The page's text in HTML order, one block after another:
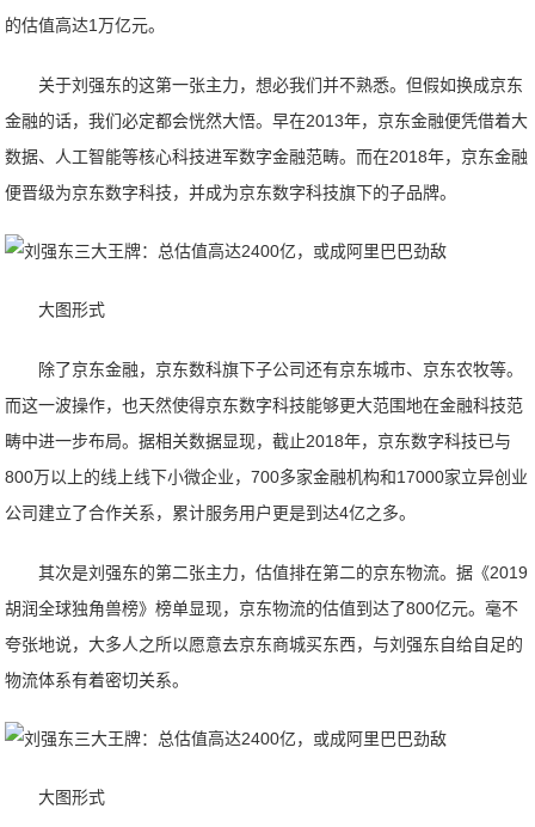
的估值高达1万亿元。
关于刘强东的这第一张主力，想必我们并不熟悉。但假如换成京东
金融的话，我们必定都会恍然大悟。早在2013年，京东金融便凭借着大
数据、人工智能等核心科技进军数字金融范畴。而在2018年，京东金融
便晋级为京东数字科技，并成为京东数字科技旗下的子品牌。
大图形式
除了京东金融，京东数科旗下子公司还有京东城市、京东农牧等。
而这一波操作，也天然使得京东数字科技能够更大范围地在金融科技范
畴中进一步布局。据相关数据显现，截止2018年，京东数字科技已与
800万以上的线上线下小微企业，700多家金融机构和17000家立异创业
公司建立了合作关系，累计服务用户更是到达4亿之多。
其次是刘强东的第二张主力，估值排在第二的京东物流。据《2019
胡润全球独角兽榜》榜单显现，京东物流的估值到达了800亿元。毫不
夸张地说，大多人之所以愿意去京东商城买东西，与刘强东自给自足的
物流体系有着密切关系。
大图形式